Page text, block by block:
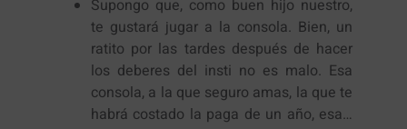
Supongo que, como buen hijo nuestro,
te gustará jugar a la consola. Bien, un
ratito por las tardes después de hacer
los deberes del insti no es malo. Esa
consola, a la que seguro amas, la que te
habrá costado la paga de un año, esa…